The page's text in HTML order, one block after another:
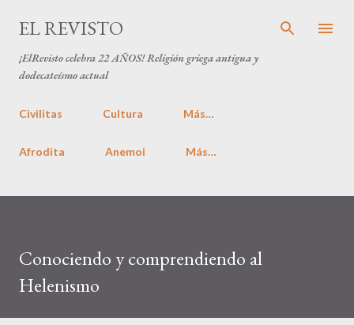
EL REVISTO
¡ElRevisto celebra22 AÑOS! Religión griega antigua y
dodecateísmo actual
Civilitas Cultura Más…
Afrodita Anemoi Más…
Conociendo y comprendiendo al
Helenismo